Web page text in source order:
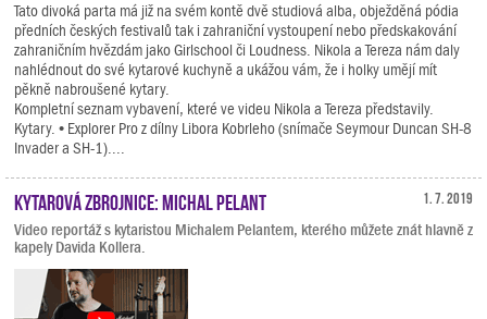
Tato divoká parta má již na svém kontě dvě studiová alba, obježděná pódia
předních českých festivalů tak i zahraniční vystoupení nebo předskakování
zahraničním hvězdám jako Girlschool či Loudness. Nikola a Tereza nám daly
nahlédnout do své kytarové kuchyně a ukážou vám, že i holky umějí mít
pěkně nabroušené kytary.
Kompletní seznam vybavení, které ve videu Nikola a Tereza představily.
Kytary. • Explorer Pro z dílny Libora Kobrleho (snímače Seymour Duncan SH-8
Invader a SH-1)....
1. 7. 2019
Kytarová zbrojnice: Michal Pelant
Video reportáž s kytaristou Michalem Pelantem, kterého můžete znát hlavně z
kapely Davida Kollera.